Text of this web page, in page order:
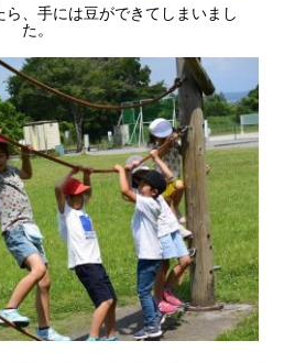
、手には豆ができてしまいまし
た。